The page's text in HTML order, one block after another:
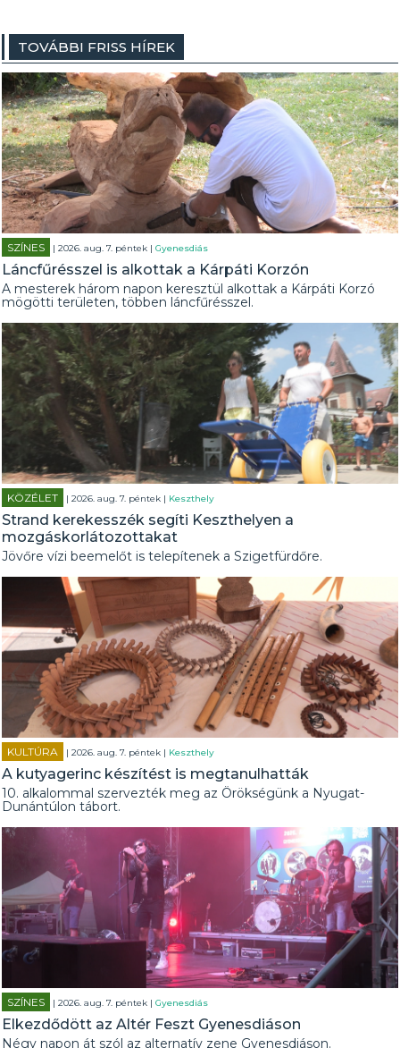
TOVÁBBI FRISS HÍREK
SZÍNES | 2026. aug. 7. péntek |Gyenesdiás
Láncfűrésszel is alkottak a Kárpáti Korzón
A mesterek három napon keresztül alkottak a Kárpáti Korzó
mögötti területen, többen láncfűrésszel.
KÖZÉLET | 2026. aug. 7. péntek | Keszthely
Strand kerekesszék segíti Keszthelyen a
mozgáskorlátozottakat
Jövőre vízi beemelőt is telepítenek a Szigetfürdőre.
KULTÚRA | 2026. aug. 7. péntek | Keszthely
A kutyagerinc készítést is megtanulhatták
10. alkalommal szervezték meg az Örökségünk a Nyugat-
Dunántúlon tábort.
SZÍNES | 2026. aug. 7. péntek |Gyenesdiás
Elkezdődött az Altér Feszt Gyenesdiáson
Négy napon át szól az alternatív zene Gyenesdiáson.